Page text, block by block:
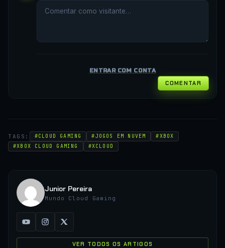
ENTRAR COM CONTA
COMENTAR
TAGS: #CLOUD GAMING #JOGOS EM NUVEM
#XBOX
#XBOX CLOUD GAMING
#XCLOUD
Junior Pereira
Mundo Cloud Gaming
VER TODOS OS ARTIGOS